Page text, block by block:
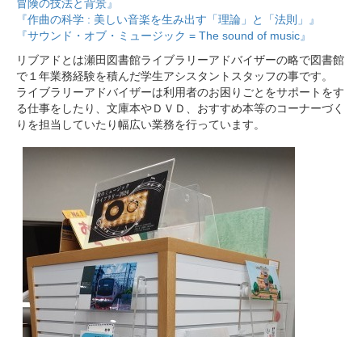
冒険の技法と背景』
『作曲の科学 : 美しい音楽を生み出す「理論」と「法則」』
『サウンド・オブ・ミュージック = The sound of music』
リブアドとは瀬田図書館ライブラリーアドバイザーの略で図書館
で１年業務経験を積んだ学生アシスタントスタッフの事です。
ライブラリーアドバイザーは利用者のお困りごとをサポートをす
る仕事をしたり、文庫本やＤＶＤ、おすすめ本等のコーナーづく
りを担当していたり幅広い業務を行っています。